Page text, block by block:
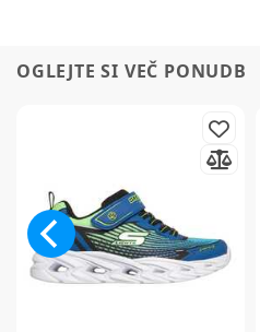
OGLEJTE SI VEČ PONUDB